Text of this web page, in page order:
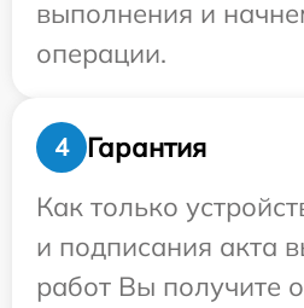
выполнения и
операции.
4
Гарантия
Как только
и подписания акта
работ Вы получите